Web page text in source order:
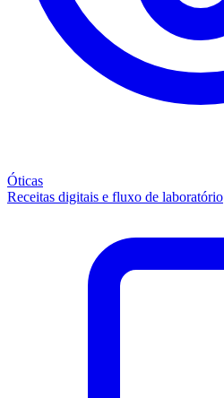
Óticas
Receitas digitais e fluxo de laboratório